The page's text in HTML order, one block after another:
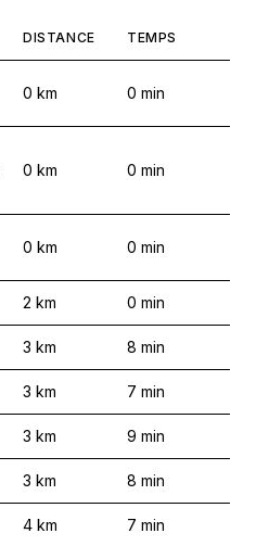
DISTANCE TEMPS
0 km 0 min
0 km 0 min
0 km 0 min
2 km 0 min
3 km 8 min
3 km 7 min
3 km 9 min
3 km 8 min
4 km 7 min